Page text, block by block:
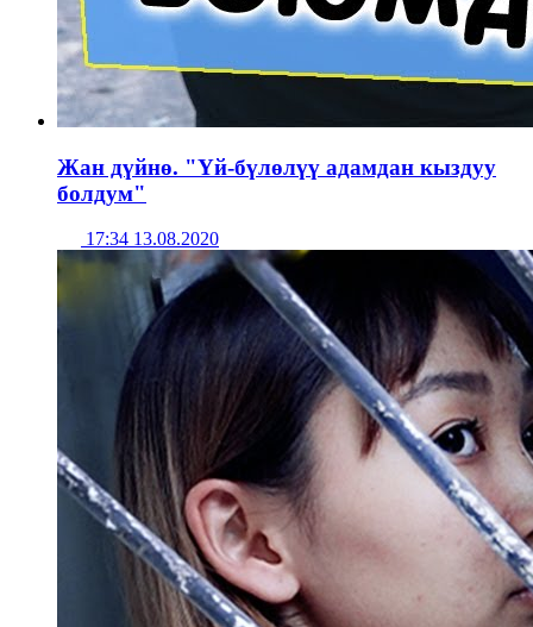
Жан дүйнө. "Үй-бүлөлүү адамдан кыздуу
болдум"
17:34 13.08.2020